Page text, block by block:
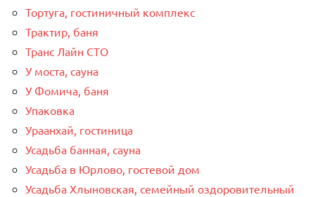
Тортуга, гостиничный комплекс
Трактир, баня
Транс Лайн СТО
У моста, сауна
У Фомича, баня
Упаковка
Ураанхай, гостиница
Усадьба банная, сауна
Усадьба в Юрлово, гостевой дом
Усадьба Хлыновская, семейный оздоровительный